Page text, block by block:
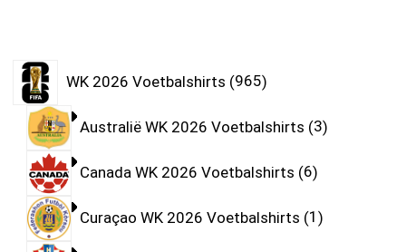
WK 2026 Voetbalshirts 965
Australië WK 2026 Voetbalshirts 3
Canada WK 2026 Voetbalshirts 6
Curaçao WK 2026 Voetbalshirts 1